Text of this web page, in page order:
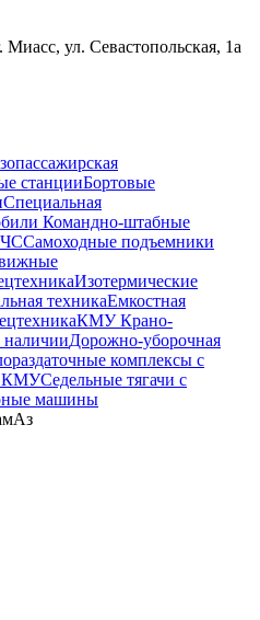
Миасс, ул. Севастопольская, 1а
станцииБортовые
Специальная
Командно-штабные
Самоходные подъемники
Изотермические
техникаЕмкостная
КМУ Крано-
Дорожно-уборочная
комплексы с
КМУСедельные тягачи с
машины